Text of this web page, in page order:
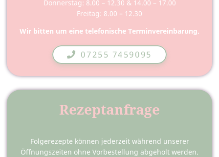
Donnerstag: 8.00 – 12.30 & 14.00 – 17.00
Freitag: 8.00 – 12.30
Wir bitten um eine telefonische Terminvereinbarung.
07255 7459095
Rezeptanfrage
Folgerezepte können jederzeit während unserer
Öffnungszeiten ohne Vorbestellung abgeholt werden.